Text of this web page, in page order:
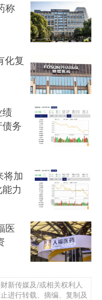
称
化复
绩
务
将加
力
医
新传媒及/或相关权利人
进行转载、摘编、复制及